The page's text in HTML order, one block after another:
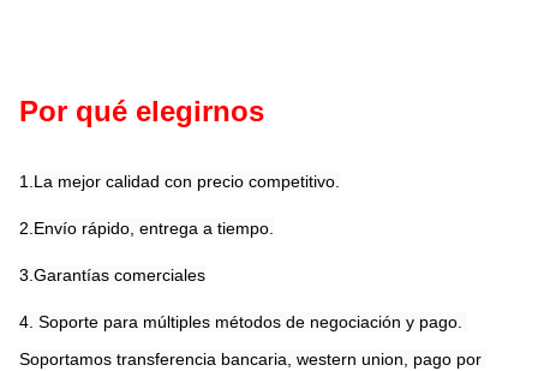
Por qué elegirnos
1.La mejor calidad con precio competitivo.
2.Envío rápido, entrega a tiempo.
3.Garantías comerciales
4. Soporte para múltiples métodos de negociación y pago.
Soportamos transferencia bancaria, western union, pago por